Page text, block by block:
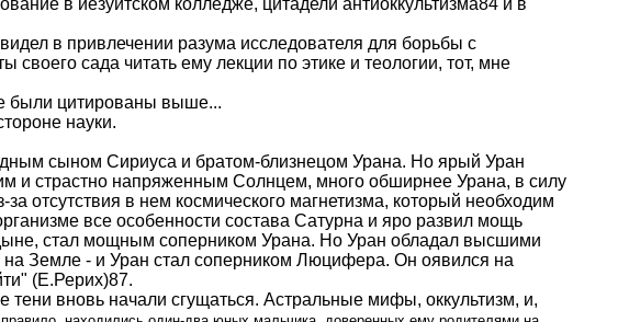
в иезуитском колледже, цитадели антиоккультизма84 и в
в привлечении разума исследователя для борьбы с
сада читать ему лекции по этике и теологии, тот, мне
были цитированы выше...
науки.
сыном Сириуса и братом-близнецом Урана. Но ярый Уран
и страстно напряженным Солнцем, много обширнее Урана, в силу
отсутствия в нем космического магнетизма, который необходим
все особенности состава Сатурна и яро развил мощь
стал мощным соперником Урана. Но Уран обладал высшими
Земле - и Уран стал соперником Люцифера. Он оявился на
(Е.Рерих)87.
тени вновь начали сгущаться. Астральные мифы, оккультизм, и,